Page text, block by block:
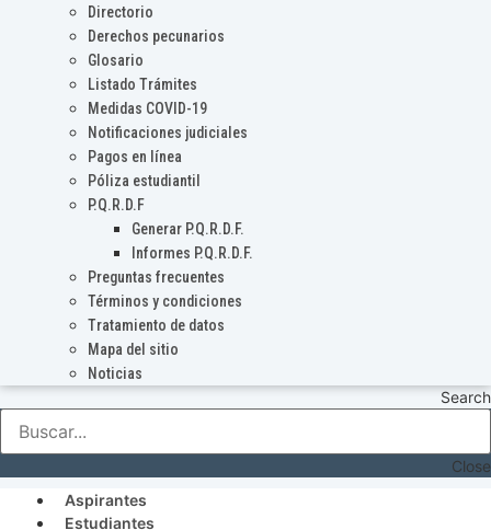
Directorio
Derechos pecunarios
Glosario
Listado Trámites
Medidas COVID-19
Notificaciones judiciales
Pagos en línea
Póliza estudiantil
P.Q.R.D.F
Generar P.Q.R.D.F.
Informes P.Q.R.D.F.
Preguntas frecuentes
Términos y condiciones
Tratamiento de datos
Mapa del sitio
Noticias
Search
Close
Aspirantes
Estudiantes